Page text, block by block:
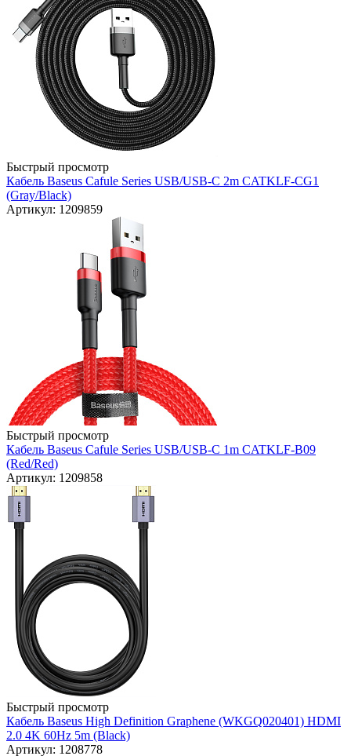
Быстрый просмотр
Кабель Baseus Cafule Series USB/USB-C 2m CATKLF-CG1
(Gray/Black)
Артикул: 1209859
Быстрый просмотр
Кабель Baseus Cafule Series USB/USB-C 1m CATKLF-B09
(Red/Red)
Артикул: 1209858
Быстрый просмотр
Кабель Baseus High Definition Graphene (WKGQ020401) HDMI
2.0 4K 60Hz 5m (Black)
Артикул: 1208778